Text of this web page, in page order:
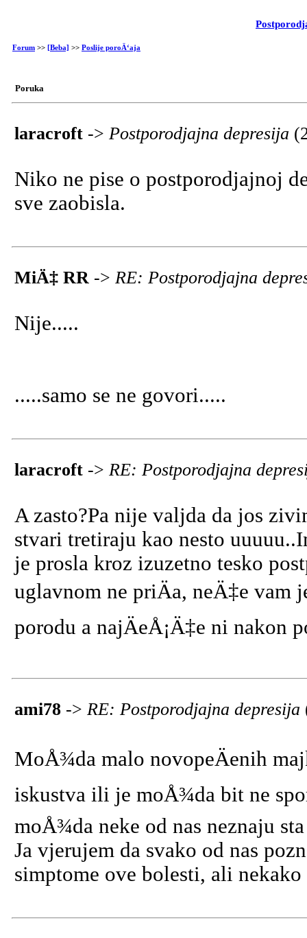
Forum >> [Beba] >> Poslije poroÄ‘aja
Poruka
laracroft -> Postporodjajna depresija
Niko ne pise o postporodjajnoj
sve zaobisla.
MiÄ‡ RR -> RE: Postporodjajna
Nije.....
.....samo se ne govori.....
laracroft -> RE: Postporodjajna
A zasto?Pa nije valjda da jos
stvari tretiraju kao nesto
je prosla kroz izuzetno tesko
uglavnom ne priÄa, neÄ‡e
porodu a najÄeÅ¡Ä‡e ni nakon
ami78 -> RE: Postporodjajna depresija
MoÅ¾da malo novopeÄenih
iskustva ili je moÅ¾da bit ne
moÅ¾da neke od nas neznaju
Ja vjerujem da svako od nas
simptome ove bolesti, ali